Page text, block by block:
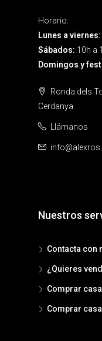
Horario:
Lunes a viernes:
Sábados: 10h a
Domingos y
Ronda dels
Cerdanya
Llámanos
Nuestros
Contacta con
¿Quieres
Comprar
Comprar